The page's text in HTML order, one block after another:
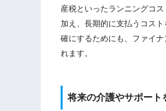
産税といったランニングコ
加え、長期的に支払うコス
確にするためにも、ファイ
れます。
将来の介護やサポート